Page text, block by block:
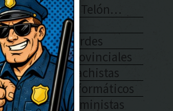
Se Abre El Telón…
Enlaces
Chistes Verdes
Chistes Provinciales
Chistes Machistas
Chistes Informáticos
Chistes Feministas